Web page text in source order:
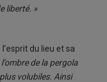
liberté. »
du lieu et sa
de la pergola
volubiles. Ainsi